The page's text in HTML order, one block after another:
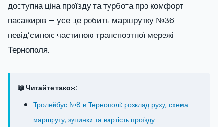
доступна ціна проїзду та турбота про комфорт
пасажирів — усе це робить маршрутку №36
невід’ємною частиною транспортної мережі
Тернополя.
📖 Читайте також:
Тролейбус №8 в Тернополі: розклад руху, схема
маршруту, зупинки та вартість проїзду